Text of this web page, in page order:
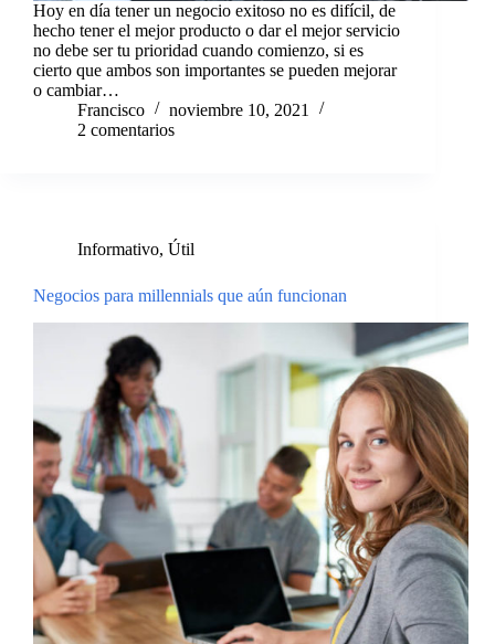
Hoy en día tener un negocio exitoso no es difícil, de
hecho tener el mejor producto o dar el mejor servicio
no debe ser tu prioridad cuando comienzo, si es
cierto que ambos son importantes se pueden mejorar
o cambiar…
Francisco
noviembre 10, 2021
2 comentarios
Informativo, Útil
Negocios para millennials que aún funcionan